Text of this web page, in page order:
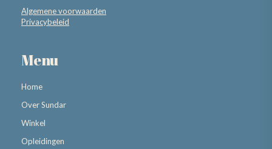
Algemene voorwaarden
Privacybeleid
Menu
Home
Over Sundar
Winkel
Opleidingen